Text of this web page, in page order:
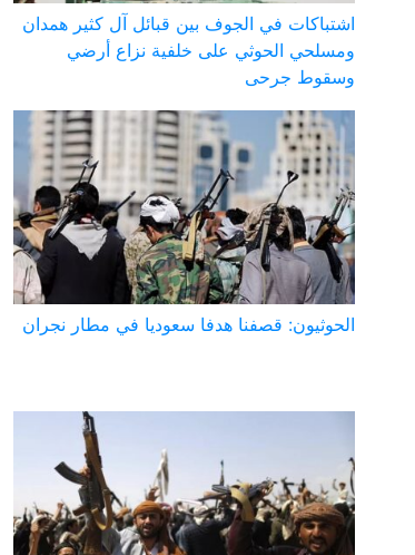
اشتباكات في الجوف بين قبائل آل كثير همدان
ومسلحي الحوثي على خلفية نزاع أرضي
وسقوط جرحى
الحوثيون: قصفنا هدفا سعوديا في مطار نجران